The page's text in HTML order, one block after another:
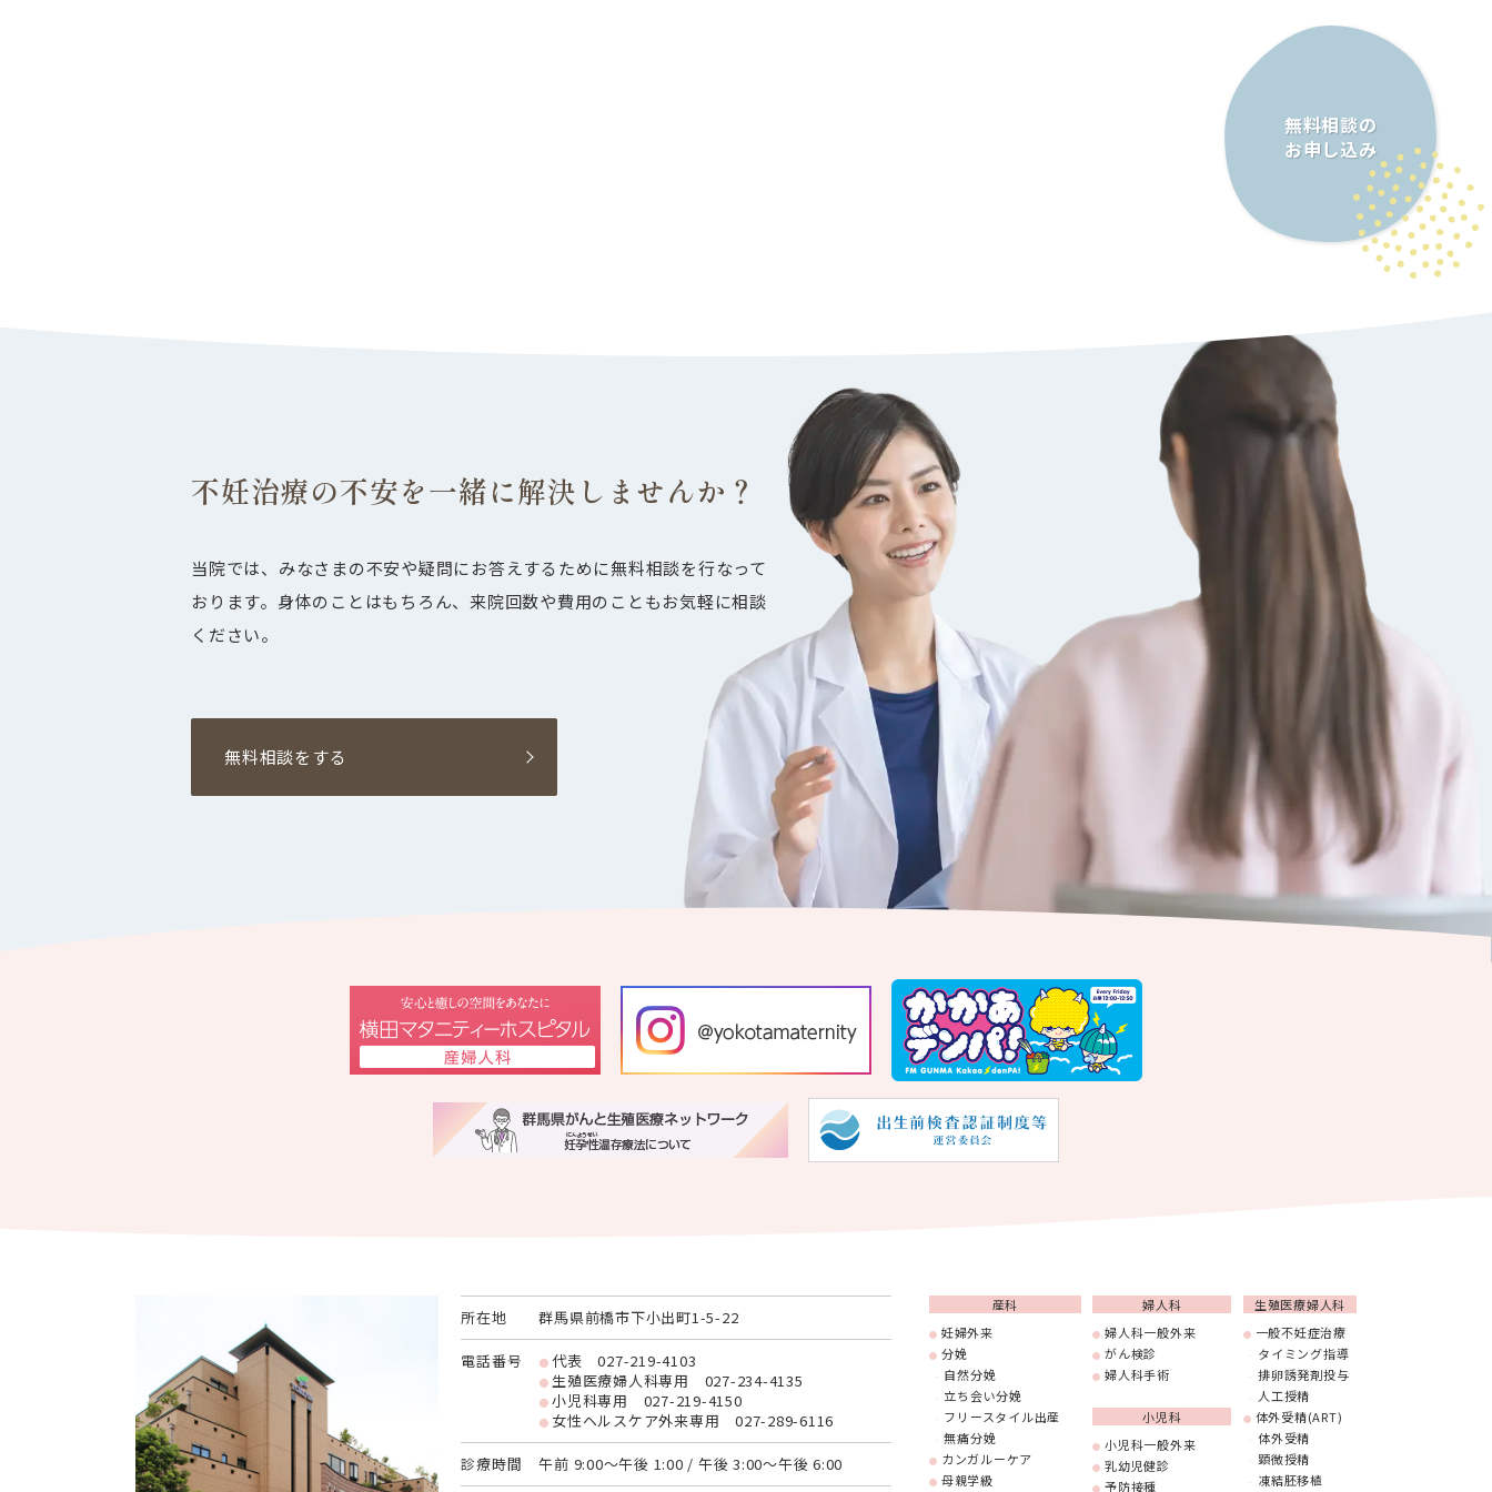
無料相談の
お申し込み
不妊治療の不安を一緒に解決しませんか？
当院では、みなさまの不安や疑問にお答えするために無料相談を行なって
おります。身体のことはもちろん、来院回数や費用のこともお気軽に相談
ください。
無料相談をする
所在地 群馬県前橋市下小出町1-5-22
電話番号 代表
027-219-4103
生殖医療婦人科専用
027-234-4135
小児科専用
027-219-4150
女性ヘルスケア外来専用
027-289-6116
診療時間 午前 9:00～午後 1:00 / 午後 3:00～午後 6:00
産科
妊婦外来
分娩
自然分娩
立ち会い分娩
フリースタイル出産
無痛分娩
カンガルーケア
母親学級
婦人科
婦人科一般外来
がん検診
婦人科手術
小児科
小児科一般外来
乳幼児健診
予防接種
生殖医療婦人科
一般不妊症治療
タイミング指導
排卵誘発剤投与
人工授精
体外受精(ART)
体外受精
顕微授精
凍結胚移植